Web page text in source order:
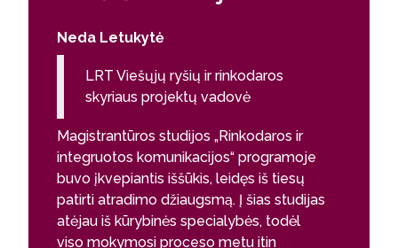
Neda Letukytė
LRT Viešųjų ryšių ir rinkodaros
skyriaus projektų vadovė
Magistrantūros studijos „Rinkodaros ir
integruotos komunikacijos“ programoje
buvo įkvepiantis iššūkis, leidęs iš tiesų
patirti atradimo džiaugsmą. Į šias studijas
atėjau iš kūrybinės specialybės, todėl
viso mokymosi proceso metu itin